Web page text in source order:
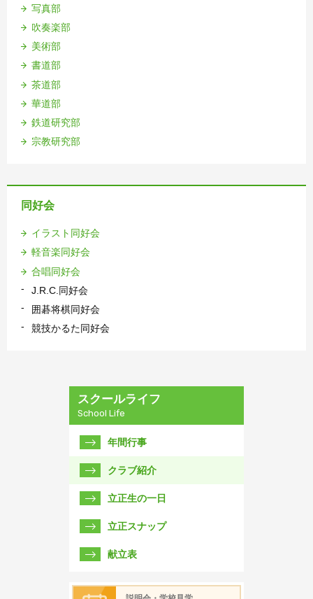
写真部
吹奏楽部
美術部
書道部
茶道部
華道部
鉄道研究部
宗教研究部
同好会
イラスト同好会
軽音楽同好会
合唱同好会
J.R.C.同好会
囲碁将棋同好会
競技かるた同好会
スクールライフ
School Life
年間行事
クラブ紹介
立正生の一日
立正スナップ
献立表